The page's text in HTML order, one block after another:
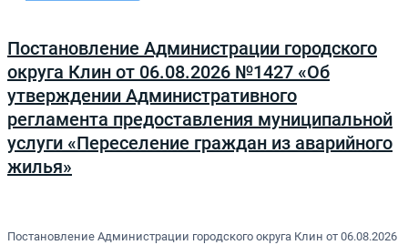
Постановление Администрации городского
округа Клин от 06.08.2026 №1427 «Об
утверждении Административного
регламента предоставления муниципальной
услуги «Переселение граждан из аварийного
жилья»
Постановление Администрации городского округа Клин от 06.08.2026